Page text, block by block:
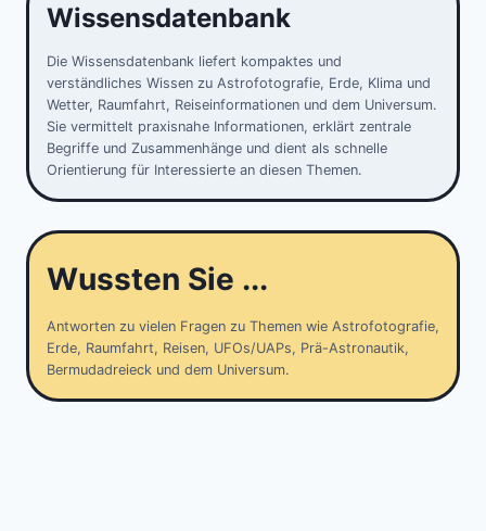
Wissensdatenbank
Die Wissensdatenbank liefert kompaktes und
verständliches Wissen zu Astrofotografie, Erde, Klima und
Wetter, Raumfahrt, Reiseinformationen und dem Universum.
Sie vermittelt praxisnahe Informationen, erklärt zentrale
Begriffe und Zusammenhänge und dient als schnelle
Orientierung für Interessierte an diesen Themen.
Wussten Sie ...
Antworten zu vielen Fragen zu Themen wie Astrofotografie,
Erde, Raumfahrt, Reisen, UFOs/UAPs, Prä-Astronautik,
Bermudadreieck und dem Universum.